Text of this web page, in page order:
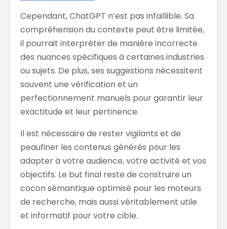
Cependant, ChatGPT n’est pas infaillible. Sa
compréhension du contexte peut être limitée,
il pourrait interpréter de manière incorrecte
des nuances spécifiques à certaines industries
ou sujets. De plus, ses suggestions nécessitent
souvent une vérification et un
perfectionnement manuels pour garantir leur
exactitude et leur pertinence.
Il est nécessaire de rester vigilants et de
peaufiner les contenus générés pour les
adapter à votre audience, votre activité et vos
objectifs. Le but final reste de construire un
cocon sémantique optimisé pour les moteurs
de recherche, mais aussi véritablement utile
et informatif pour votre cible.